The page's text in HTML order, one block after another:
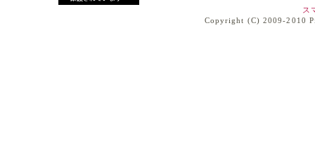
ス
Copyright (C) 2009-2010